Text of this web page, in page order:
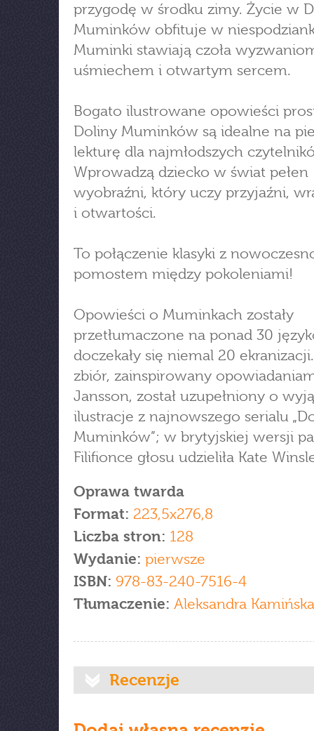
przygodę w środku zimy. Życie w
Muminków obfituje w
Muminki stawiają czoła
uśmiechem i otwartym sercem.
Bogato ilustrowane opowieści
Doliny Muminków są idealne na
lekturę dla najmłodszych
Wprowadzą dziecko w świat pełen
wyobraźni, który uczy przyjaźni,
i otwartości.
To połączenie klasyki z
pomostem między pokoleniami!
Opowieści o Muminkach zostały
przetłumaczone na ponad 30
doczekały się niemal 20
zbiór, zainspirowany
Jansson, został uzupełniony o
ilustracje z najnowszego serialu
Muminków”; w brytyjskiej wersji
Filifionce głosu udzieliła Kate
Oprawa twarda
Format: 223,5x276,8
Liczba stron: 128
Wydanie: pierwsze
ISBN: 978-83-240-7516-4
Tłumaczenie: Aleksandra Kamińska
Recenzje